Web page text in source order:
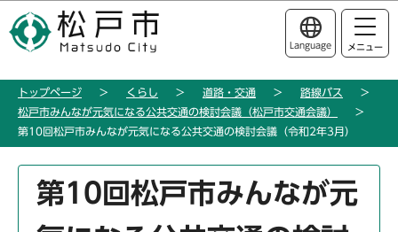
の
ー
このページの本文へ移動
Language メニュー
トップページ くらし 道路・交通
路線バス
松戸市みんなが元気になる公共交通の検討会議（松戸市交通会議）
第10回松戸市みんなが元気になる公共交通の検討会議（令和2年3月）
第10回松戸市みんなが元